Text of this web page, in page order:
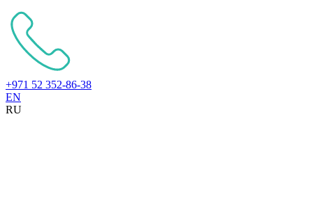
+971 52 352-86-38
EN
RU